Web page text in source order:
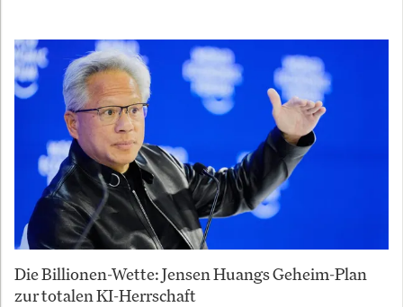
Die Billionen-Wette: Jensen Huangs Geheim-Plan
zur totalen KI-Herrschaft